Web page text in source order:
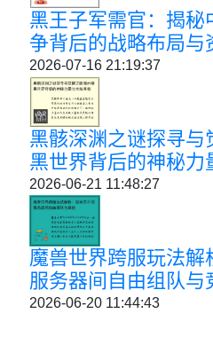
黑王子军需官：揭秘
争背后的战略布局与
2026-07-16 21:19:37
黑骸深渊之谜探寻与
黑世界背后的神秘力
2026-06-21 11:48:27
魔兽世界跨服玩法解
服务器间自由组队与
2026-06-20 11:44:43